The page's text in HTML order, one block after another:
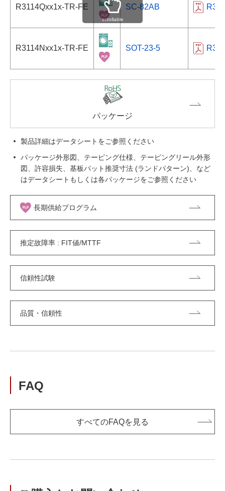
R3114Qxx1x-TR-FE SC-82AB
R3114Nxx1x-TR-FE SOT-23-5
scrollable
パッケージ
製品詳細はデータシートをご参照ください
パッケージ外形図、テーピング仕様、テーピングリール外形
図、許容損失、基板パット推奨寸法 (ランドパターン)、など
はデータシートもしくは各パッケージをご参照ください
長期供給プログラム
推定故障率 : FIT値/MTTF
信頼性試験
品質・信頼性
FAQ
すべてのFAQを見る